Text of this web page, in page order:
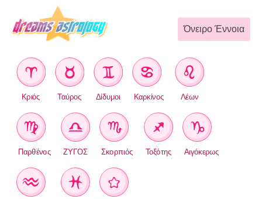
Όνειρο Έννοια
Κριός Ταύρος Δίδυμοι Καρκίνος Λέων
Παρθένος ΖΥΓΟΣ Σκορπιός Τοξότης Αιγόκερως